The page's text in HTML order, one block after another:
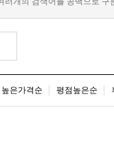
높은가격순 평점높은순